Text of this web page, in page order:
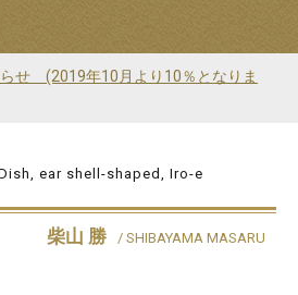
せ (2019年10月より10％となりま
ear shell-shaped, Iro-e
柴山 勝 / SHIBAYAMA MASARU